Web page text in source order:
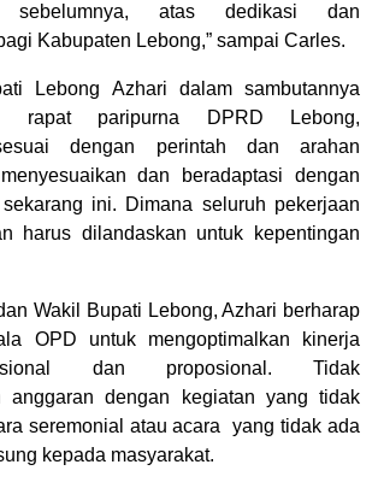
atas dedikasi dan
Kabupaten Lebong,” sampai Carles.
Lebong Azhari dalam sambutannya
rapat paripurna DPRD Lebong,
dengan perintah dan arahan
dan beradaptasi dengan
ini. Dimana seluruh pekerjaan
harus dilandaskan untuk kepentingan
Wakil Bupati Lebong, Azhari berharap
OPD untuk mengoptimalkan kinerja
dan proposional. Tidak
anggaran dengan kegiatan yang tidak
seremonial atau acara yang tidak ada
kepada masyarakat.